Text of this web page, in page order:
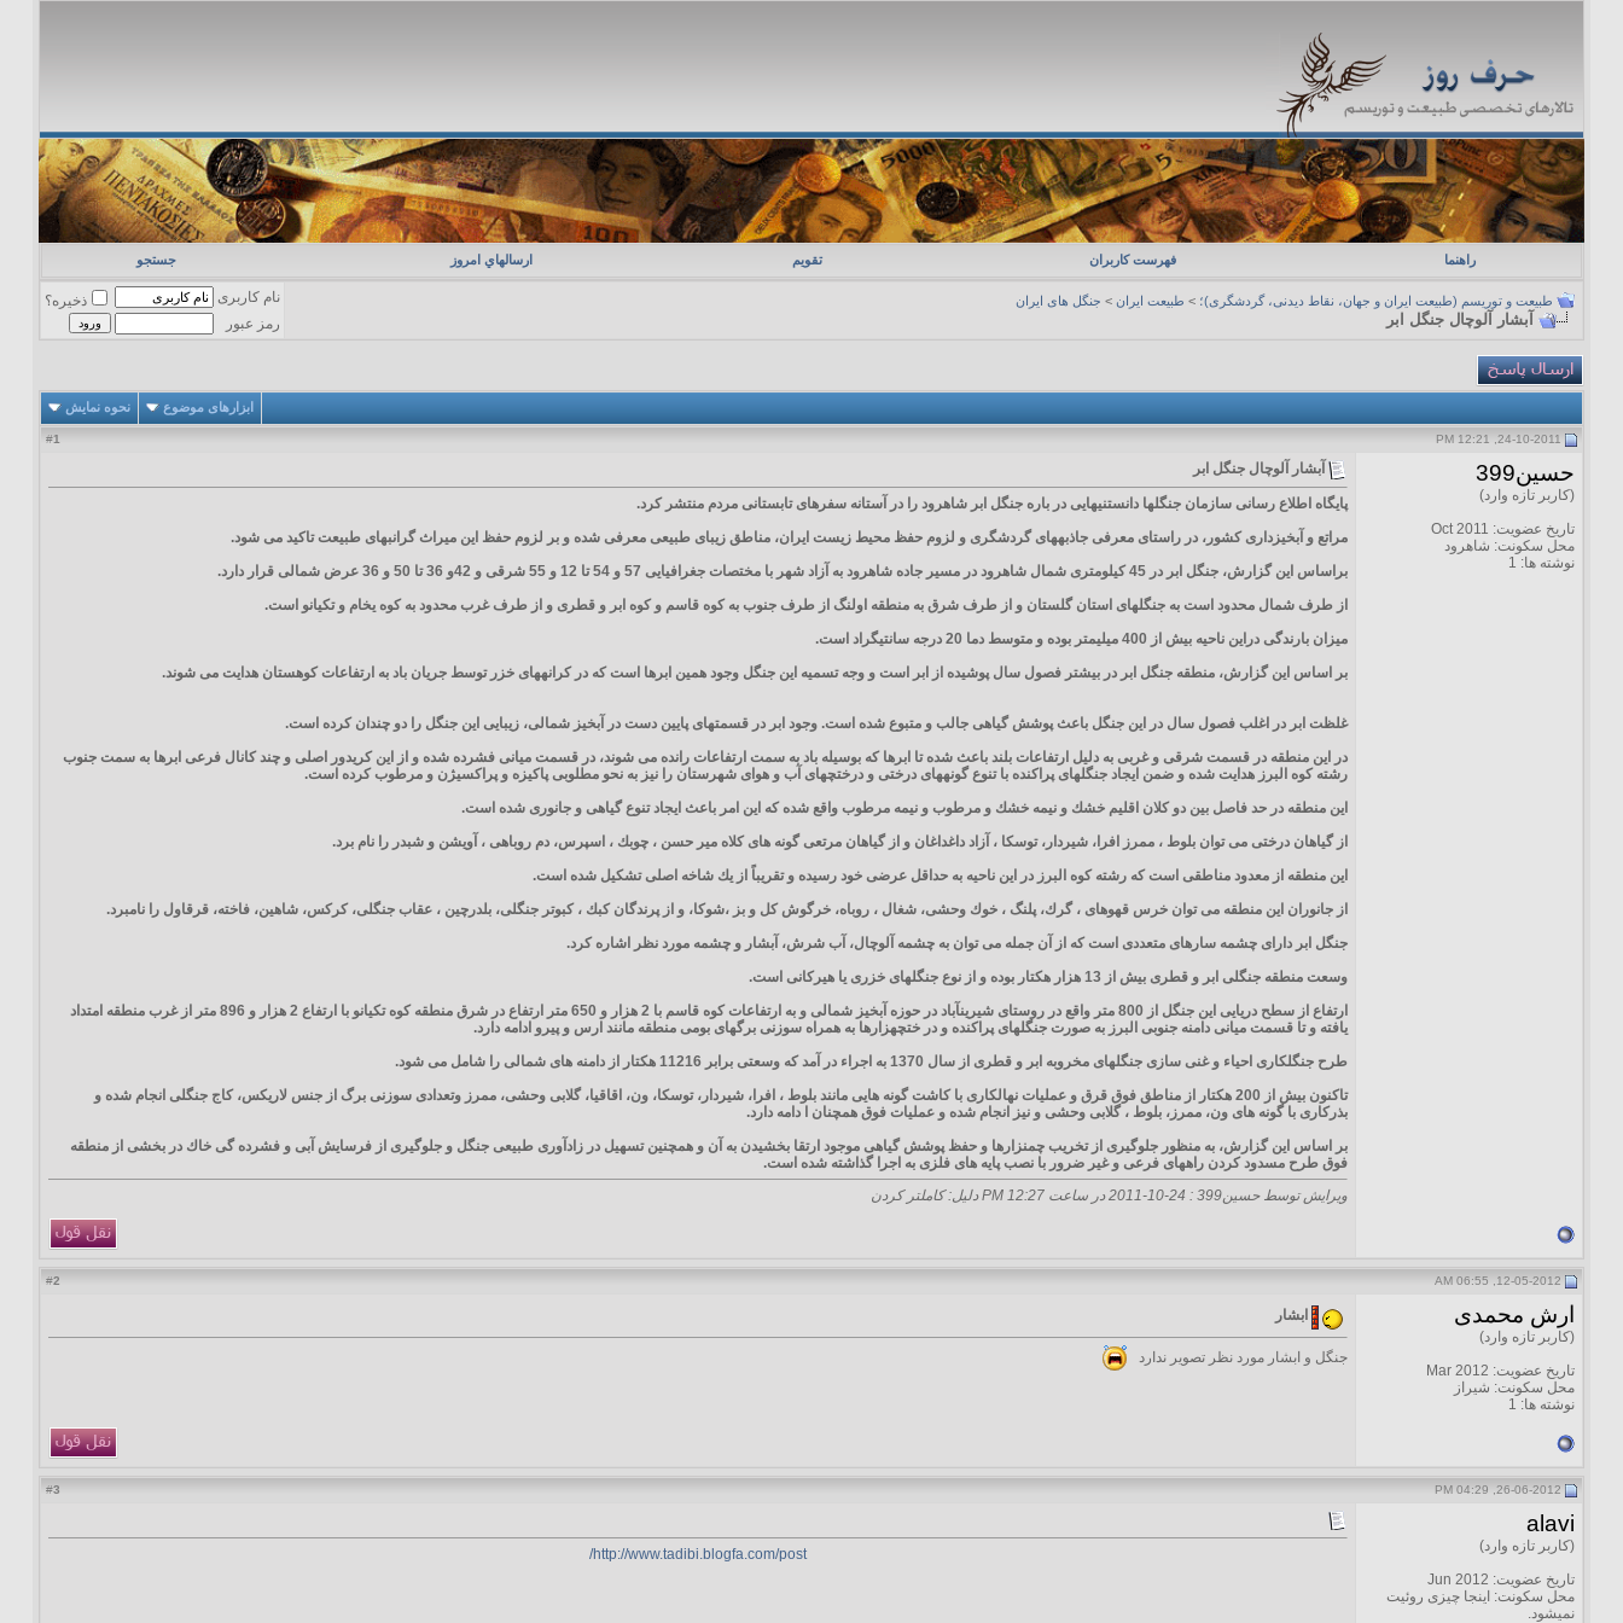
راهنما فهرست کاربران تقویم ارسالهاي امروز جستجو
طبیعت و توریسم (طبیعت ایران و جهان، نقاط دیدنی، گردشگری)؛ > طبیعت ایران > جنگل های ایران
آبشار آلوچال جنگل ابر
نام کاربری
ذخیره؟
رمز عبور
ابزارهای موضوع نحوه نمایش
24-10-2011, 12:21 PM
1
حسین399
(کاربر تازه وارد)
تاریخ عضویت: Oct 2011
محل سکونت: شاهرود
نوشته ها: 1
آبشار آلوچال جنگل ابر
پایگاه اطلاع رسانی سازمان جنگلها دانستنیهایی در باره جنگل ابر شاهرود را در آستانه سفرهای تابستانی مردم منتشر كرد.
مراتع و آبخیزداری كشور، در راستای معرفی جاذبههای گردشگری و لزوم حفظ محیط زیست ایران، مناطق زیبای طبیعی معرفی شده و بر لزوم حفظ این میراث گرانبهای طبیعت تاكید می شود.
براساس این گزارش، جنگل ابر در 45 كیلومتری شمال شاهرود در مسیر جاده شاهرود به آزاد شهر با مختصات جغرافیایی 57 و 54 تا 12 و 55 شرقی و 42و 36 تا 50 و 36 عرض شمالی قرار دارد.
از طرف شمال محدود است به جنگلهای استان گلستان و از طرف شرق به منطقه اولنگ از طرف جنوب به كوه قاسم و كوه ابر و قطری و از طرف غرب محدود به كوه یخام و تكیانو است.
میزان بارندگی دراین ناحیه بیش از 400 میلیمتر بوده و متوسط دما 20 درجه سانتیگراد است.
بر اساس این گزارش، منطقه جنگل ابر در بیشتر فصول سال پوشیده از ابر است و وجه تسمیه این جنگل وجود همین ابرها است كه در كرانههای خزر توسط جریان باد به ارتفاعات كوهستان هدایت می شوند.
غلظت ابر در اغلب فصول سال در این جنگل باعث پوشش گیاهی جالب و متبوع شده است. وجود ابر در قسمتهای پایین دست در آبخیز شمالی، زیبایی این جنگل را دو چندان كرده است.
در این منطقه در قسمت شرقی و غربی به دلیل ارتفاعات بلند باعث شده تا ابرها كه بوسیله باد به سمت ارتفاعات رانده می شوند، در قسمت میانی فشرده شده و از این كریدور اصلی و چند كانال فرعی ابرها به سمت جنوب
رشته كوه البرز هدایت شده و ضمن ایجاد جنگلهای پراكنده با تنوع گونههای درختی و درختچهای آب و هوای شهرستان را نیز به نحو مطلوبی پاكیزه و پراكسیژن و مرطوب كرده است.
این منطقه در حد فاصل بین دو كلان اقلیم خشك و نیمه خشك و مرطوب و نیمه مرطوب واقع شده كه این امر باعث ایجاد تنوع گیاهی و جانوری شده است.
از گیاهان درختی می توان بلوط ، ممرز افرا، شیردار، توسكا ، آزاد داغداغان و از گیاهان مرتعی گونه های كلاه میر حسن ، چوبك ، اسپرس، دم روباهی ، آویشن و شبدر را نام برد.
این منطقه از معدود مناطقی است كه رشته كوه البرز در این ناحیه به حداقل عرضی خود رسیده و تقریباً از یك شاخه اصلی تشكیل شده است.
از جانوران این منطقه می توان خرس قهوهای ، گرك، پلنگ ، خوك وحشی، شغال ، روباه، خرگوش كل و بز ،شوكا، و از پرندگان كبك ، كبوتر جنگلی، بلدرچین ، عقاب جنگلی، كركس، شاهین، فاخته، قرقاول را نامبرد.
جنگل ابر دارای چشمه سارهای متعددی است كه از آن جمله می توان به چشمه آلوچال، آب شرش، آبشار و چشمه مورد نظر اشاره كرد.
وسعت منطقه جنگلی ابر و قطری بیش از 13 هزار هكتار بوده و از نوع جنگلهای خزری یا هیركانی است.
ارتفاع از سطح دریایی این جنگل از 800 متر واقع در روستای شیرینآباد در حوزه آبخیز شمالی و به ارتفاعات كوه قاسم با 2 هزار و 650 متر ارتفاع در شرق منطقه كوه تكیانو با ارتفاع 2 هزار و 896 متر از غرب منطقه امتداد
یافته و تا قسمت میانی دامنه جنوبی البرز به صورت جنگلهای پراكنده و در ختچهزارها به همراه سوزنی برگهای بومی منطقه مانند ارس و پیرو ادامه دارد.
طرح جنگلكاری احیاء و غنی سازی جنگلهای مخروبه ابر و قطری از سال 1370 به اجراء در آمد كه وسعتی برابر 11216 هكتار از دامنه های شمالی را شامل می شود.
تاكنون بیش از 200 هكتار از مناطق فوق قرق و عملیات نهالكاری با كاشت گونه هایی مانند بلوط ، افرا، شیردار، توسكا، ون، اقاقیا، گلابی وحشی، ممرز وتعدادی سوزنی برگ از جنس لاریكس، كاج جنگلی انجام شده و
بذركاری با گونه های ون، ممرز، بلوط ، گلابی وحشی و نیز انجام شده و عملیات فوق همچنان ا دامه دارد.
بر اساس این گزارش، به منظور جلوگیری از تخریب چمنزارها و حفظ پوشش گیاهی موجود ارتقا بخشیدن به آن و همچنین تسهیل در زادآوری طبیعی جنگل و جلوگیری از فرسایش آبی و فشرده گی خاك در بخشی از منطقه
فوق طرح مسدود كردن راههای فرعی و غیر ضرور با نصب پایه های فلزی به اجرا گذاشته شده است.
ویرایش توسط حسین399 : 24-10-2011 در ساعت
12:27 PM دلیل: کاملتر کردن
12-05-2012, 06:55 AM
2
ارش محمدی
(کاربر تازه وارد)
تاریخ عضویت: Mar 2012
محل سکونت: شیراز
نوشته ها: 1
ابشار
جنگل و ابشار مورد نظر تصویر ندارد
26-06-2012, 04:29 PM
3
alavi
(کاربر تازه وارد)
تاریخ عضویت: Jun 2012
محل سکونت: اینجا چیزی روئیت
نمیشود.
http://www.tadibi.blogfa.com/post/